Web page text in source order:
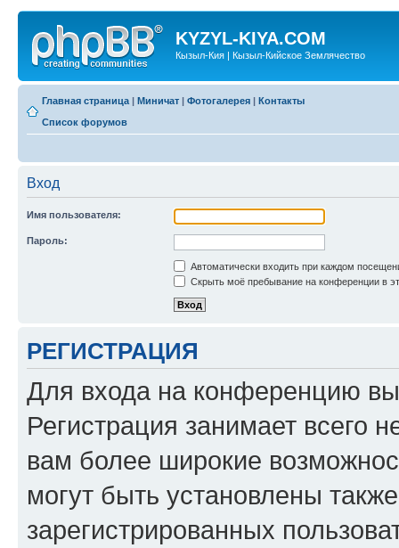
KYZYL-KIYA.COM
Кызыл-Кия | Кызыл-Кийское Землячество
Главная страница | Миничат | Фотогалерея | Контакты
Список форумов
Вход
Имя пользователя:
Пароль:
Автоматически входить при каждом
Скрыть моё пребывание на конференции в
РЕГИСТРАЦИЯ
Для входа на конференцию
Регистрация занимает всего
вам более широкие
могут быть установлены
зарегистрированных